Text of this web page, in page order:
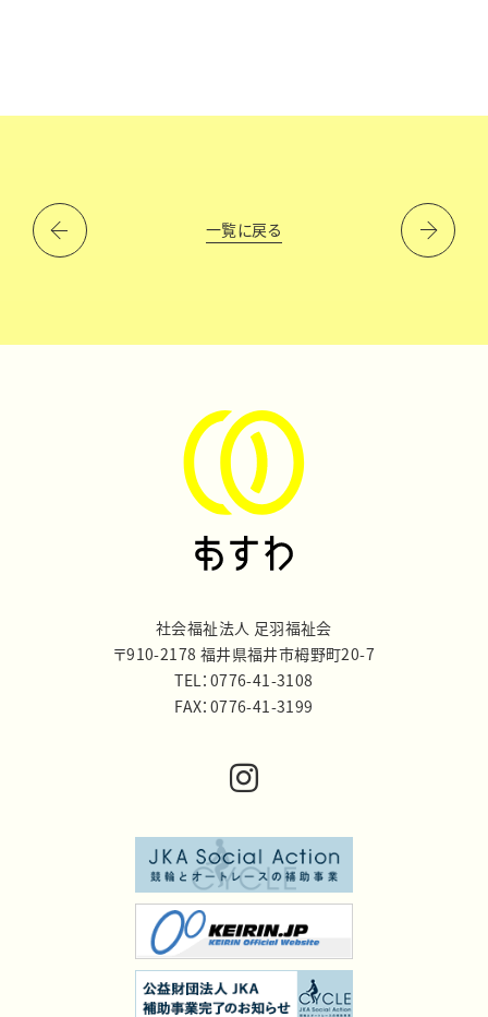
一覧に戻る
社会福祉法人 足羽福祉会
〒910-2178 福井県福井市栂野町20-7
TEL：0776-41-3108
FAX：0776-41-3199